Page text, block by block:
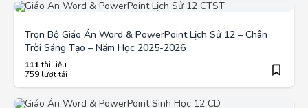
Trọn Bộ Giáo Án Word & PowerPoint Lịch Sử 12 – Chân
Trời Sáng Tạo – Năm Học 2025-2026
111tài liệu
759 lượt tải